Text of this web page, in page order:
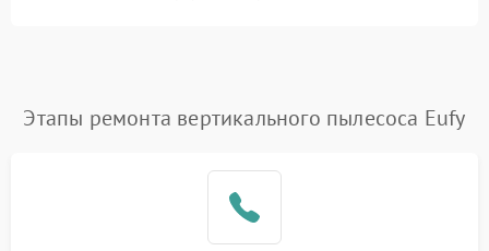
Этапы ремонта вертикального пылесоса Eufy